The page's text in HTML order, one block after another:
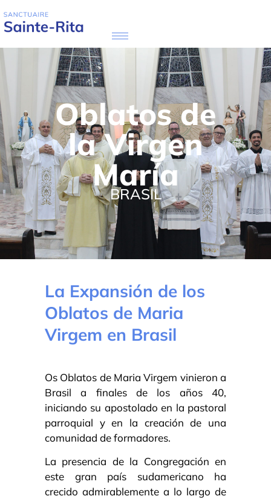
Oblatos de
la Virgen
María
BRASIL
La Expansión de los
Oblatos de Maria
Virgem en Brasil
Os Oblatos de Maria Virgem vinieron a
Brasil a finales de los años 40,
iniciando su apostolado en la pastoral
parroquial y en la creación de una
comunidad de formadores.
La presencia de la Congregación en
este gran país sudamericano ha
crecido admirablemente a lo largo de